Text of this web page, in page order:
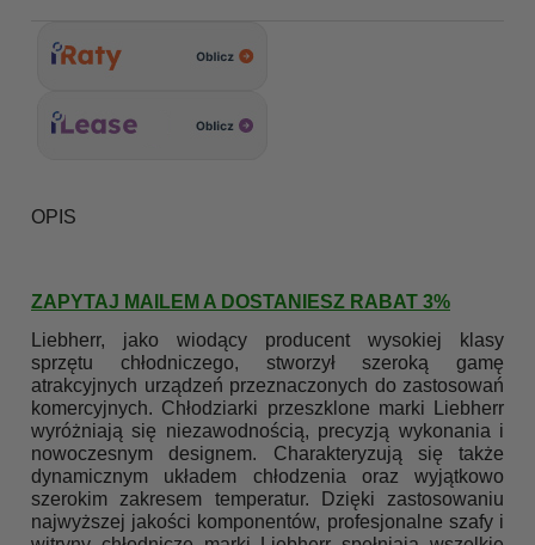
OPIS
ZAPYTAJ MAILEM A DOSTANIESZ RABAT 3%
Liebherr, jako wiodący producent wysokiej klasy
sprzętu chłodniczego, stworzył szeroką gamę
atrakcyjnych urządzeń przeznaczonych do zastosowań
komercyjnych. Chłodziarki przeszklone marki Liebherr
wyróżniają się niezawodnością, precyzją wykonania i
nowoczesnym designem. Charakteryzują się także
dynamicznym układem chłodzenia oraz wyjątkowo
szerokim zakresem temperatur. Dzięki zastosowaniu
najwyższej jakości komponentów, profesjonalne szafy i